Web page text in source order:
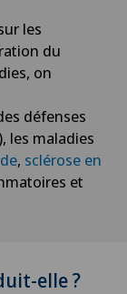
les
du
on
défenses
les maladies
, sclérose en
et
elle ?